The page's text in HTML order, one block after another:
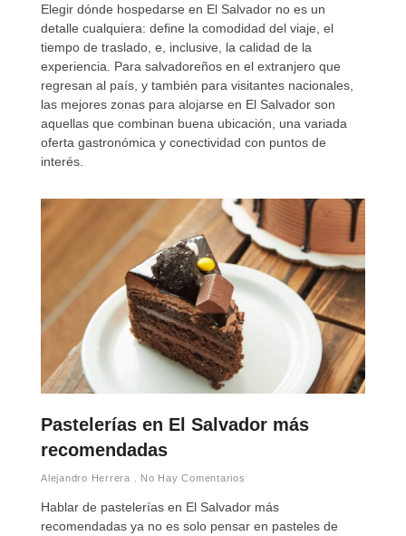
Elegir dónde hospedarse en El Salvador no es un
detalle cualquiera: define la comodidad del viaje, el
tiempo de traslado, e, inclusive, la calidad de la
experiencia. Para salvadoreños en el extranjero que
regresan al país, y también para visitantes nacionales,
las mejores zonas para alojarse en El Salvador son
aquellas que combinan buena ubicación, una variada
oferta gastronómica y conectividad con puntos de
interés.
Pastelerías en El Salvador más
recomendadas
Alejandro Herrera No Hay Comentarios
Hablar de pastelerías en El Salvador más
recomendadas ya no es solo pensar en pasteles de